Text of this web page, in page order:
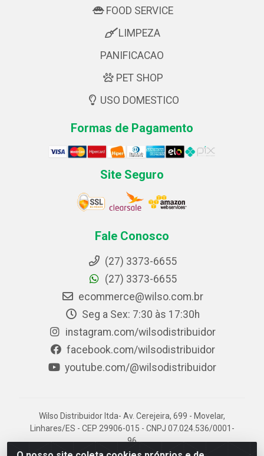
FOOD SERVICE
LIMPEZA
PANIFICACAO
PET SHOP
USO DOMESTICO
Formas de Pagamento
Site Seguro
Fale Conosco
(27) 3373-6655
(27) 3373-6655
ecommerce@wilso.com.br
Seg a Sex: 7:30 às 17:30h
instagram.com/wilsodistribuidor
facebook.com/wilsodistribuidor
youtube.com/@wilsodistribuidor
Wilso Distribuidor ltda- Av. Cerejeira, 699 - Movelar,
Linhares/ES - CEP 29906-015 - CNPJ 07.024.536/0001-
96